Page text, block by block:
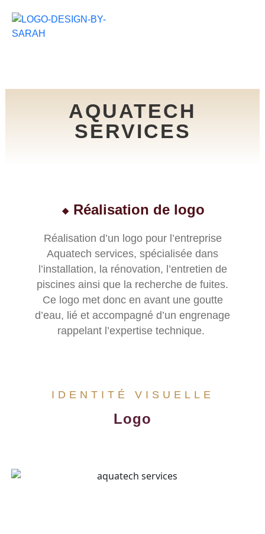
Aller
AQUATECH
SERVICES
⬥ Réalisation de logo
Réalisation d’un logo pour l’entreprise
Aquatech services, spécialisée dans
l’installation, la rénovation, l’entretien de
piscines ainsi que la recherche de fuites.
Ce logo met donc en avant une goutte
d’eau, lié et accompagné d’un engrenage
rappelant l’expertise technique.
IDENTITÉ VISUELLE
Logo